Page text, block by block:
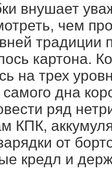
внушает
чем
традиции
картона.
на трех
дна
ряд
КПК,
от
кредл и